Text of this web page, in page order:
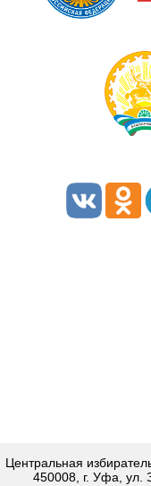
Центральная
450008, г. Уфа, ул.